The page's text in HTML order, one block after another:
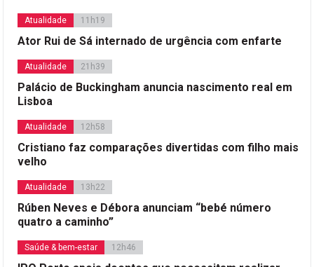
Atualidade 11h19
Ator Rui de Sá internado de urgência com enfarte
Atualidade 21h39
Palácio de Buckingham anuncia nascimento real em
Lisboa
Atualidade 12h58
Cristiano faz comparações divertidas com filho mais
velho
Atualidade 13h22
Rúben Neves e Débora anunciam “bebé número
quatro a caminho”
Saúde & bem-estar 12h46